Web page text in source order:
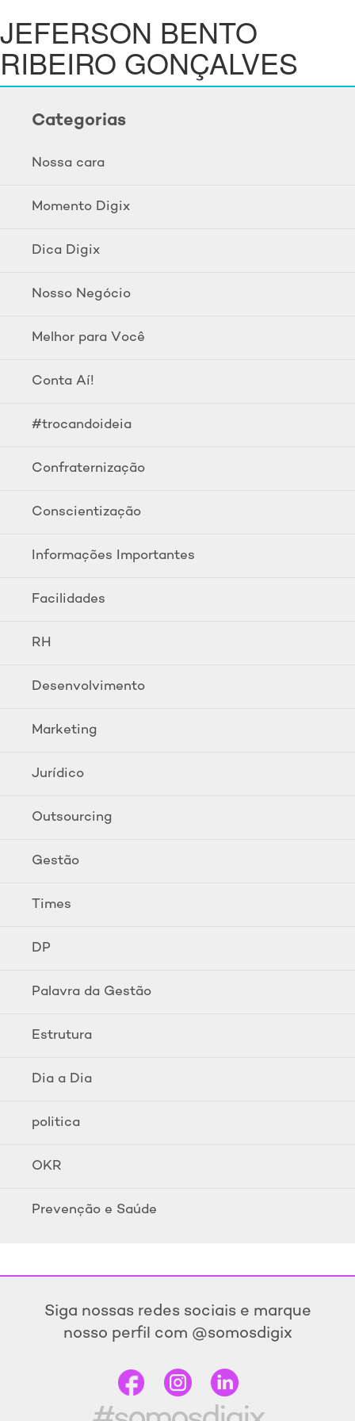
JEFERSON BENTO
RIBEIRO GONÇALVES
Categorias
Nossa cara
Momento Digix
Dica Digix
Nosso Negócio
Melhor para Você
Conta Aí!
#trocandoideia
Confraternização
Conscientização
Informações Importantes
Facilidades
RH
Desenvolvimento
Marketing
Jurídico
Outsourcing
Gestão
Times
DP
Palavra da Gestão
Estrutura
Dia a Dia
politica
OKR
Prevenção e Saúde
Siga nossas redes sociais e marque
nosso perfil com @somosdigix